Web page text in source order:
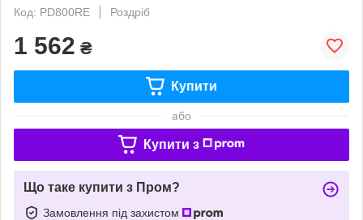
Код: PD800RE
Роздріб
1 562 ₴
Купити
або
Купити з
Що таке купити з Пром?
Замовлення під захистом